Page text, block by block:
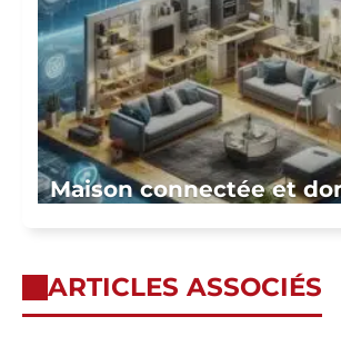
Maison connectée et
ARTICLES ASSOCIÉS